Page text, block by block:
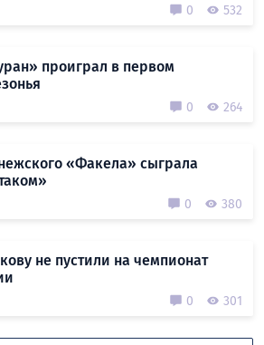
0 532
проиграл в первом
0 264
«Факела» сыграла
0 380
не пустили на чемпионат
0 301